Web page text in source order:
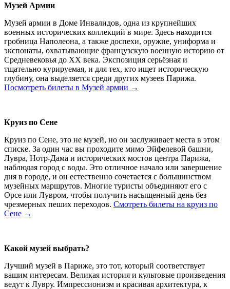
Музей Армии
Музей армии в Доме Инвалидов, одна из крупнейших
военных исторических коллекций в мире. Здесь находится
гробница Наполеона, а также доспехи, оружие, униформа и
экспонаты, охватывающие французскую военную историю от
Средневековья до XX века. Экспозиция серьёзная и
тщательно курируемая, и для тех, кто ищет историческую
глубину, она выделяется среди других музеев Парижа.
Посмотреть билеты в Музей армии →
Круиз по Сене
Круиз по Сене, это не музей, но он заслуживает места в этом
списке. За один час вы проходите мимо Эйфелевой башни,
Лувра, Нотр-Дама и исторических мостов центра Парижа,
наблюдая город с воды. Это отличное начало или завершение
дня в городе, и он естественно сочетается с большинством
музейных маршрутов. Многие туристы объединяют его с
Орсе или Лувром, чтобы получить насыщенный день без
чрезмерных пеших переходов. Смотреть билеты на круиз по
Сене →
Какой музей выбрать?
Лучший музей в Париже, это тот, который соответствует
вашим интересам. Великая история и культовые произведения
ведут к Лувру. Импрессионизм и красивая архитектура, к